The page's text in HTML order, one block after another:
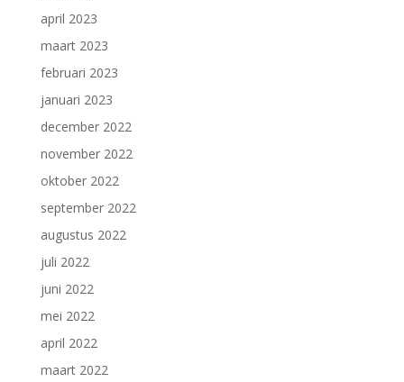
april 2023
maart 2023
februari 2023
januari 2023
december 2022
november 2022
oktober 2022
september 2022
augustus 2022
juli 2022
juni 2022
mei 2022
april 2022
maart 2022